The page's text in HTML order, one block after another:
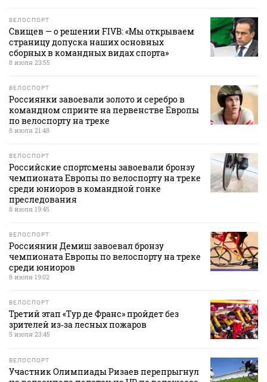
ВЕЛОСПОРТ
Свищев — о решении FIVB: «Мы открываем
страницу допуска наших основных
сборных в командных видах спорта»
8 июля 23:55
ВЕЛОСПОРТ
Россиянки завоевали золото и серебро в
командном спринте на первенстве Европы
по велоспорту на треке
8 июля 21:48
ВЕЛОСПОРТ
Российские спортсмены завоевали бронзу
чемпионата Европы по велоспорту на треке
среди юниоров в командной гонке
преследования
8 июля 19:45
ВЕЛОСПОРТ
Россиянин Демиш завоевал бронзу
чемпионата Европы по велоспорту на треке
среди юниоров
8 июля 19:02
ВЕЛОСПОРТ
Третий этап «Тур де Франс» пройдет без
зрителей из‑за лесных пожаров
5 июля 23:45
ВЕЛОСПОРТ
Участник Олимпиады Ризаев перепрыгнул